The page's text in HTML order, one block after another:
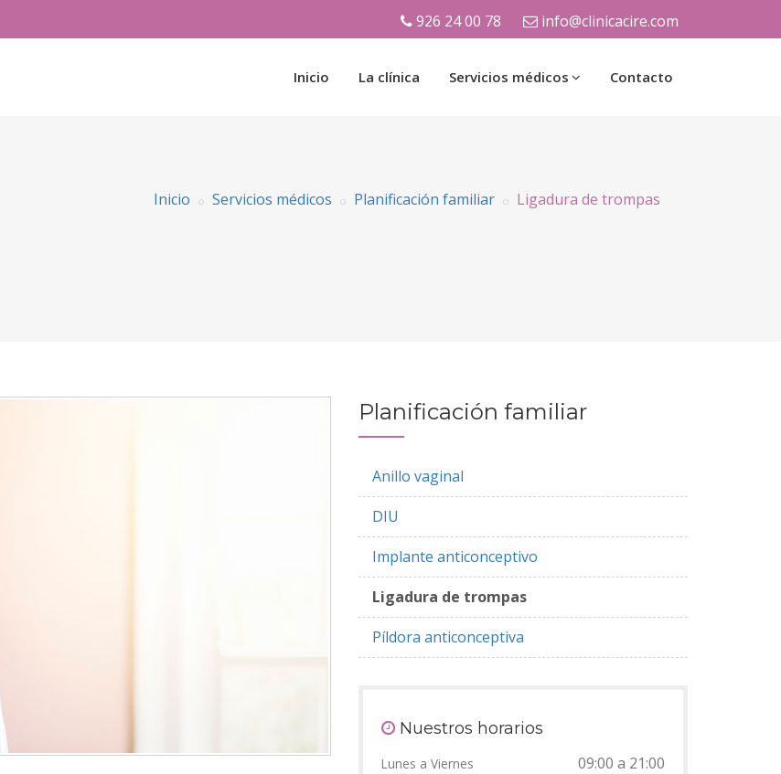
926 24 00 78 info@clinicacire.com
Inicio La clínica Servicios médicos Contacto
Inicio Servicios médicos Planificación familiar Ligadura de trompas
Planificación familiar
Anillo vaginal
DIU
Implante anticonceptivo
Ligadura de trompas
Píldora anticonceptiva
Nuestros horarios
Lunes a Viernes 09:00 a 21:00